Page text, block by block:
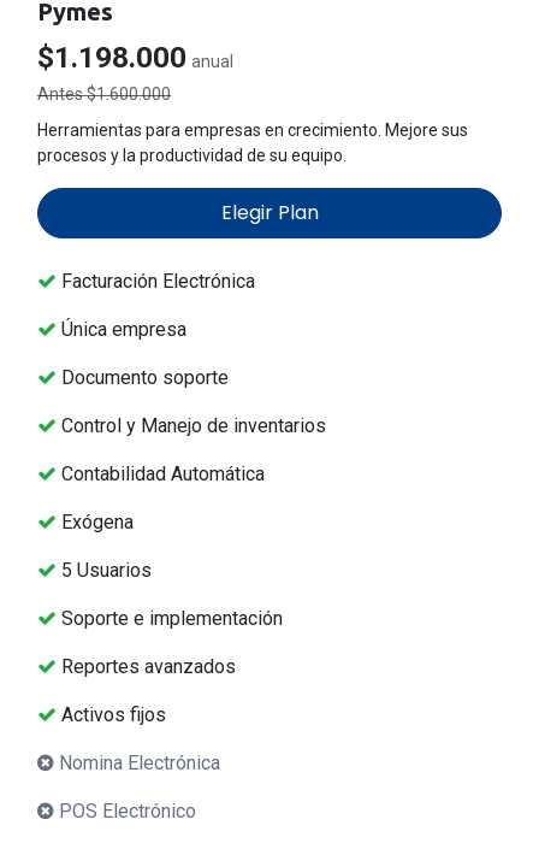
Pymes
$1.198.000 anual
Antes $1.600.000
Herramientas para empresas en crecimiento. Mejore sus
procesos y la productividad de su equipo.
Elegir Plan
Facturación Electrónica
Única empresa
Documento soporte
Control y Manejo de inventarios
Contabilidad Automática
Exógena
5 Usuarios
Soporte e implementación
Reportes avanzados
Activos fijos
Nomina Electrónica
POS Electrónico